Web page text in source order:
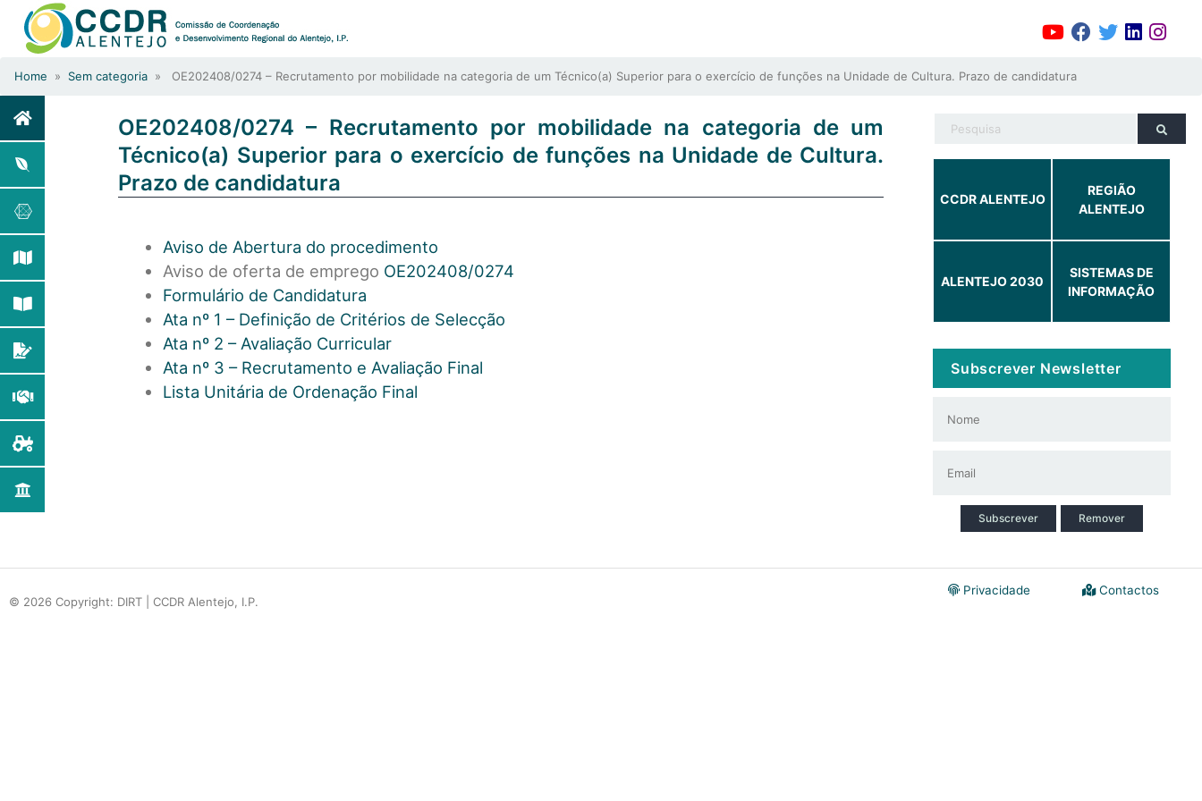
Home » Sem categoria » OE202408/0274 – Recrutamento por mobilidade na categoria de um Técnico(a) Superior para o exercício de funções na Unidade de Cultura. Prazo de candidatura
OE202408/0274 – Recrutamento por mobilidade na categoria de um
Técnico(a) Superior para o exercício de funções na Unidade de Cultura.
Prazo de candidatura
Aviso de Abertura do procedimento
Aviso de oferta de emprego OE202408/0274
Formulário de Candidatura
Ata nº 1 – Definição de Critérios de Selecção
Ata nº 2 – Avaliação Curricular
Ata nº 3 – Recrutamento e Avaliação Final
Lista Unitária de Ordenação Final
CCDR ALENTEJO
REGIÃO
ALENTEJO
ALENTEJO 2030
SISTEMAS DE
INFORMAÇÃO
Subscrever Newsletter
Subscrever Remover
© 2026 Copyright: DIRT | CCDR Alentejo, I.P.
Contactos
Privacidade